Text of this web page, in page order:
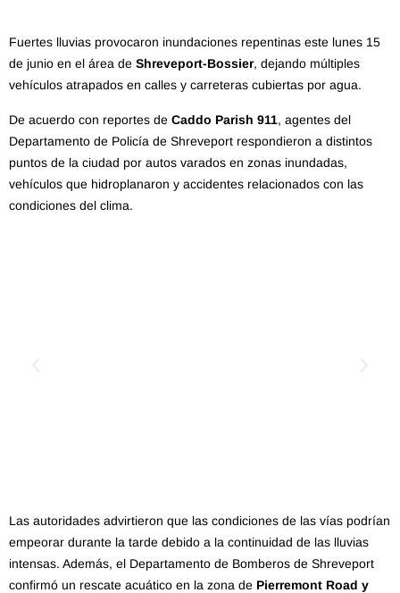
Fuertes lluvias provocaron inundaciones repentinas este lunes 15
de junio en el área de Shreveport-Bossier, dejando múltiples
vehículos atrapados en calles y carreteras cubiertas por agua.
De acuerdo con reportes de Caddo Parish 911, agentes del
Departamento de Policía de Shreveport respondieron a distintos
puntos de la ciudad por autos varados en zonas inundadas,
vehículos que hidroplanaron y accidentes relacionados con las
condiciones del clima.
Las autoridades advirtieron que las condiciones de las vías podrían
empeorar durante la tarde debido a la continuidad de las lluvias
intensas. Además, el Departamento de Bomberos de Shreveport
confirmó un rescate acuático en la zona de Pierremont Road y